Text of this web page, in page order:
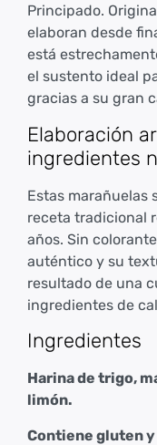
Principado.
elaboran desde
está
el sustento ideal
gracias a su gran
Elaboración
ingredientes
Estas marañuelas
receta tradicional
años. Sin
auténtico y su
resultado de una
ingredientes de
Ingredientes
Harina de trigo,
limón.
Contiene gluten